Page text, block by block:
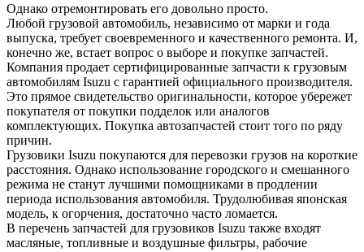
Однако отремонтировать его довольно просто.
Любой грузовой автомобиль, независимо от марки и года
выпуска, требует своевременного и качественного ремонта. И,
конечно же, встает вопрос о выборе и покупке запчастей.
Компания продает сертифицированные запчасти к грузовым
автомобилям Isuzu с гарантией официального производителя.
Это прямое свидетельство оригинальности, которое убережет
покупателя от покупки подделок или аналогов
комплектующих. Покупка автозапчастей стоит того по ряду
причин.
Грузовики Isuzu покупаются для перевозки грузов на короткие
расстояния. Однако использование городского и смешанного
режима не станут лучшими помощниками в продлении
периода использования автомобиля. Трудолюбивая японская
модель, к огорчения, достаточно часто ломается.
В перечень запчастей для грузовиков Isuzu также входят
масляные, топливные и воздушные фильтры, рабочие